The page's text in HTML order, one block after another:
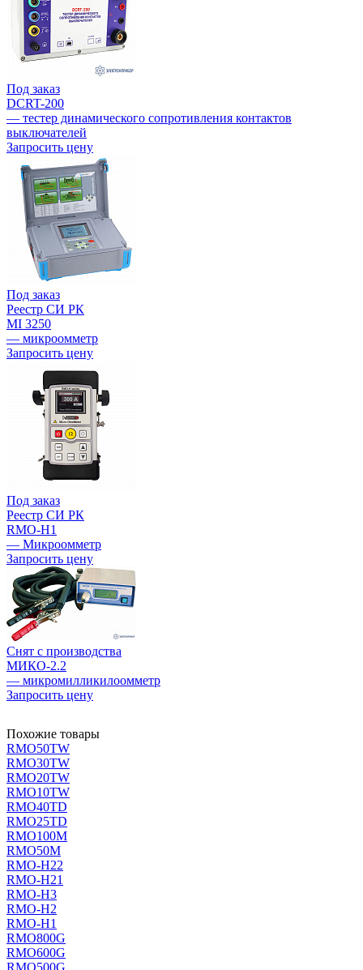
Под заказ
DCRT-200
— тестер динамического сопротивления контактов
выключателей
Запросить цену
Под заказ
Реестр СИ РК
MI 3250
— микроомметр
Запросить цену
Под заказ
Реестр СИ РК
RMO-H1
— Микроомметр
Запросить цену
Снят с производства
МИКО-2.2
— микромилликилоомметр
Запросить цену
Похожие товары
RMO50TW
RMO30TW
RMO20TW
RMO10TW
RMO40TD
RMO25TD
RMO100M
RMO50M
RMO-H22
RMO-H21
RMO-H3
RMO-H2
RMO-H1
RMO800G
RMO600G